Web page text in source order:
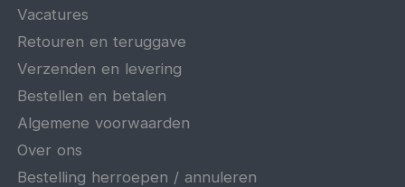
Vacatures
Retouren en teruggave
Verzenden en levering
Bestellen en betalen
Algemene voorwaarden
Over ons
Bestelling herroepen / annuleren